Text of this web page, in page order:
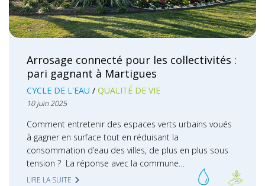
Arrosage connecté pour les collectivités :
pari gagnant à Martigues
CYCLE DE L'EAU QUALITÉ DE VIE
10 juin 2025
Comment entretenir des espaces verts urbains voués
à gagner en surface tout en réduisant la
consommation d’eau des villes, de plus en plus sous
tension ? La réponse avec la commune…
LIRE LA SUITE